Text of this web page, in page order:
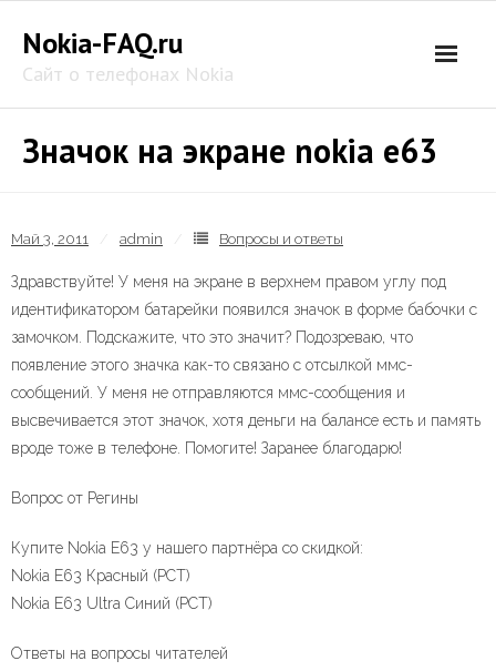
content
Nokia-FAQ.ru
Сайт о телефонах Nokia
Значок на экране nokia e63
Май 3, 2011 admin Вопросы и ответы
Здравствуйте! У меня на экране в верхнем правом углу под
идентификатором батарейки появился значок в форме бабочки с
замочком. Подскажите, что это значит? Подозреваю, что
появление этого значка как-то связано с отсылкой ммс-
сообщений. У меня не отправляются ммс-сообщения и
высвечивается этот значок, хотя деньги на балансе есть и память
вроде тоже в телефоне. Помогите! Заранее благодарю!
Вопрос от Регины
Купите Nokia E63 у нашего партнёра со скидкой:
Nokia E63 Красный (РСТ)
Nokia E63 Ultra Синий (РСТ)
Ответы на вопросы читателей